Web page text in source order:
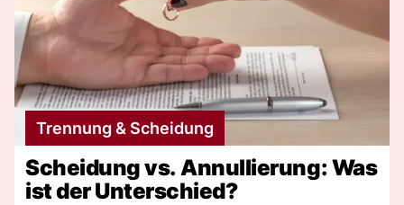
Trennung & Scheidung
Scheidung vs. Annullierung: Was
ist der Unterschied?